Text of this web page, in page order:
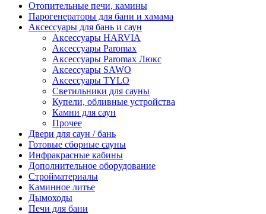
Отопительные печи, камины
Парогенераторы для бани и хамама
Аксессуары для бань и саун
Аксессуары HARVIA
Аксессуары Paromax
Аксессуары Paromax Люкс
Аксессуары SAWO
Аксессуары TYLO
Светильники для сауны
Купели, обливные устройства
Камни для саун
Прочее
Двери для саун / бань
Готовые сборные сауны
Инфракрасные кабины
Дополнительное оборудование
Стройматериалы
Каминное литье
Дымоходы
Печи для бани